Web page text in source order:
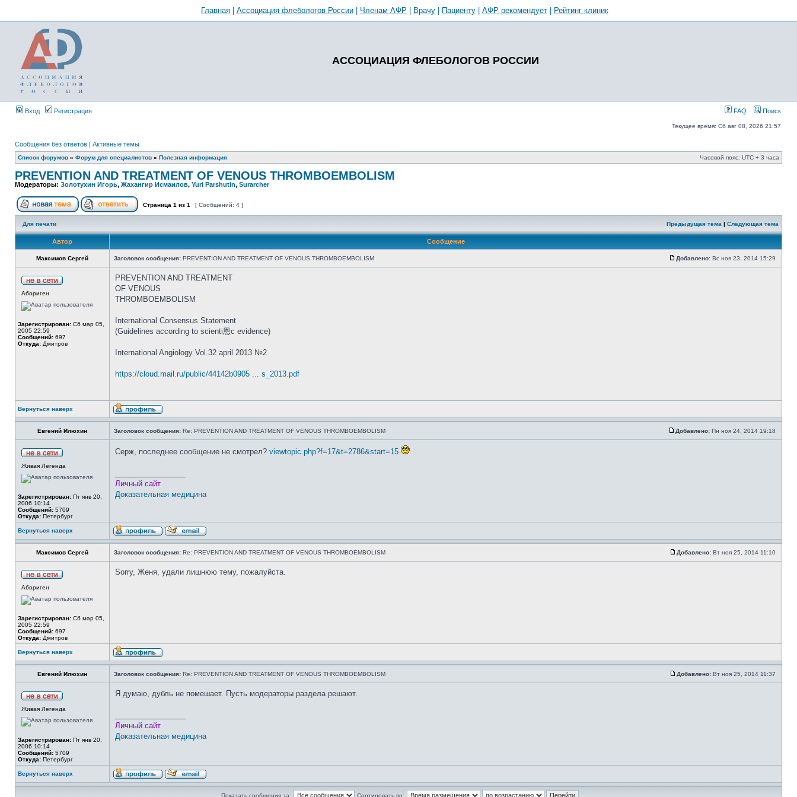
Главная| Ассоциация флебологов России| Членам АФР Врачу| Пациенту| АФР рекомендует| Рейтинг клиник
АССОЦИАЦИЯ ФЛЕБОЛОГОВ РОССИИ
Вход Регистрация FAQ Поиск
Текущее время: Сб авг 08, 2026 21:57
Сообщения без ответов | Активные темы
Список форумов » Форум для специалистов » Полезная информация Часовой пояс: UTC + 3 часа
PREVENTION AND TREATMENT OF VENOUS THROMBOEMBOLISM
Модераторы: Золотухин Игорь, Жахангир Исмаилов, Yuri Parshutin, Surarcher
Страница 1 из 1 [ Сообщений: 4 ]
Для печати Предыдущая тема | Следующая тема
Автор Сообщение
Максимов Сергей Заголовок сообщения: PREVENTION AND TREATMENT OF VENOUS THROMBOEMBOLISM Добавлено: Вс ноя 23, 2014 15:29
Абориген
Зарегистрирован: Сб мар 05,
2005 22:59
Сообщений: 697
Откуда: Дмитров
PREVENTION AND TREATMENT
OF VENOUS
THROMBOEMBOLISM
International Consensus Statement
(Guidelines according to scienti恩c evidence)
International Angiology Vol.32 april 2013 №2
https://cloud.mail.ru/public/44142b0905 ... s_2013.pdf
Вернуться наверх
Евгений Илюхин Заголовок сообщения: Re: PREVENTION AND TREATMENT OF VENOUS THROMBOEMBOLISM Добавлено: Пн ноя 24, 2014 19:18
Живая Легенда
Зарегистрирован: Пт янв 20,
2006 10:14
Сообщений: 5709
Откуда: Петербург
Серж, последнее сообщение не смотрел? viewtopic.php?f=17&t=2786&start=15
Личный сайт
Доказательная медицина
Вернуться наверх
Максимов Сергей Заголовок сообщения: Re: PREVENTION AND TREATMENT OF VENOUS THROMBOEMBOLISM Добавлено: Вт ноя 25, 2014 11:10
Абориген
Зарегистрирован: Сб мар 05,
2005 22:59
Сообщений: 697
Откуда: Дмитров
Sorry, Женя, удали лишнюю тему, пожалуйста.
Вернуться наверх
Евгений Илюхин Заголовок сообщения: Re: PREVENTION AND TREATMENT OF VENOUS THROMBOEMBOLISM Добавлено: Вт ноя 25, 2014 11:37
Живая Легенда
Зарегистрирован: Пт янв 20,
2006 10:14
Сообщений: 5709
Откуда: Петербург
Я думаю, дубль не помешает. Пусть модераторы раздела решают.
Личный сайт
Доказательная медицина
Вернуться наверх
Показать сообщения за: Сортировать по: